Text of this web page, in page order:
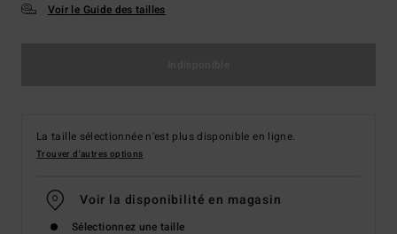
Voir le Guide des tailles
La taille sélectionnée n'est plus disponible en ligne.
Trouver d'autres options
Voir la disponibilité en magasin
Sélectionnez une taille